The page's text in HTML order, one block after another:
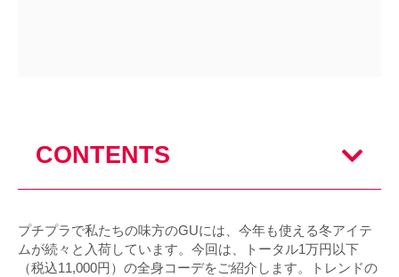
CONTENTS
プチプラで私たちの味方のGUには、今年も使える冬アイテ
ムが続々と入荷しています。今回は、トータル1万円以下
（税込11,000円）の全身コーデをご紹介します。トレンドの